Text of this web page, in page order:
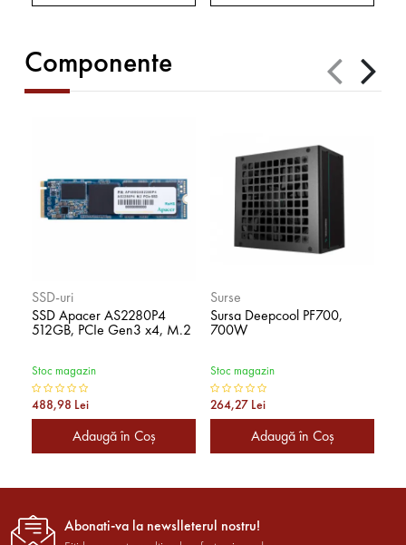
Componente
SSD-uri
SSD Apacer AS2280P4
512GB, PCIe Gen3 x4, M.2
Stoc magazin
488,98 Lei
Adaugă în Coş
Surse
Sursa Deepcool PF700,
700W
Stoc magazin
264,27 Lei
Adaugă în Coş
Abonati-va la newslleterul nostru!